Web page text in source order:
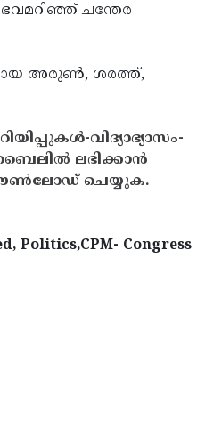
ചന്തേര
അരുണ്‍, ശരത്ത്,
വിദ്യാഭ്യാസം-
ലഭിക്കാൻ
ചെയ്യുക.
Politics,CPM- Congress